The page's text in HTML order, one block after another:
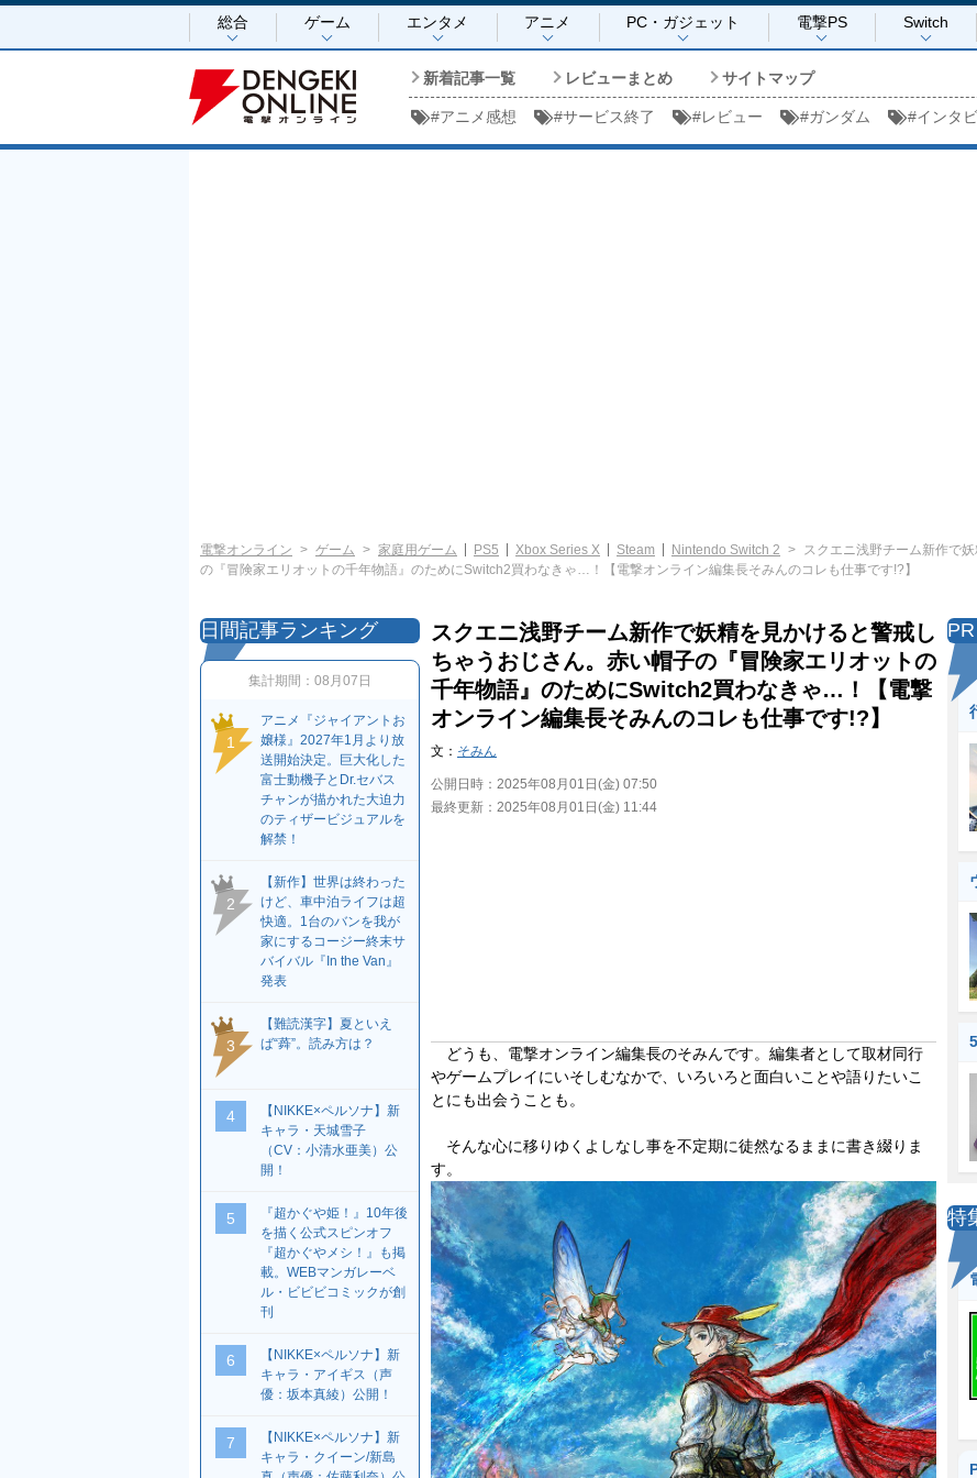
総合 ゲーム エンタメ アニメ PC・ガジェット 電撃PS Switch
新着記事一覧 レビューまとめ サイトマップ
#アニメ感想 #サービス終了 #レビュー #ガンダム #インタ
電撃オンライン ゲーム 家庭用ゲーム PS5 Xbox Series X Steam Nintendo Switch 2
スクエニ浅野チーム新作で
の『冒険家エリオットの千年物語』のためにSwitch2買わなきゃ…！【電撃オンライン編集長そみんのコレも仕事です!?】
スクエニ浅野チーム新作で妖精を見かけると警戒し
ちゃうおじさん。赤い帽子の『冒険家エリオットの
千年物語』のためにSwitch2買わなきゃ…！【電撃
オンライン編集長そみんのコレも仕事です!?】
文： そみん
公開日時： 2025年08月01日(金) 07:50
最終更新： 2025年08月01日(金) 11:44
どうも、電撃オンライン編集長のそみんです。編集者として取材同行
やゲームプレイにいそしむなかで、いろいろと面白いことや語りたいこ
とにも出会うことも。
そんな心に移りゆくよしなし事を不定期に徒然なるままに書き綴りま
す。
日間記事ランキング
集計期間： 08月07日
1
アニメ『ジャイアントお
嬢様』2027年1月より放
送開始決定。巨大化した
富士動機子とDr.セバス
チャンが描かれた大迫力
のティザービジュアルを
解禁！
2
【新作】世界は終わった
けど、車中泊ライフは超
快適。1台のバンを我が
家にするコージー終末サ
バイバル『In the Van』
発表
3
【難読漢字】夏といえ
ば“蕣”。読み方は？
4
【NIKKE×ペルソナ】新
キャラ・天城雪子
（CV：小清水亜美）公
開！
5
『超かぐや姫！』10年後
を描く公式スピンオフ
『超かぐやメシ！』も掲
載。WEBマンガレーベ
ル・ビビビコミックが創
刊
6
【NIKKE×ペルソナ】新
キャラ・アイギス（声
優：坂本真綾）公開！
7
【NIKKE×ペルソナ】新
キャラ・クイーン/新島
PR
特